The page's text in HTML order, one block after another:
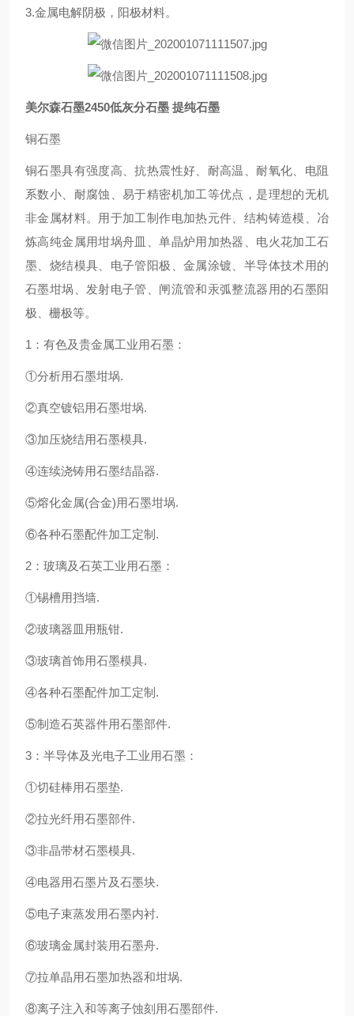
3.金属电解阴极，阳极材料。
美尔森石墨2450低灰分石墨 提纯石墨
铜石墨
铜石墨具有强度高、抗热震性好、耐高温、耐氧化、电阻
系数小、耐腐蚀、易于精密机加工等优点，是理想的无机
非金属材料。用于加工制作电加热元件、结构铸造模、冶
炼高纯金属用坩埚舟皿、单晶炉用加热器、电火花加工石
墨、烧结模具、电子管阳极、金属涂镀、半导体技术用的
石墨坩埚、发射电子管、闸流管和汞弧整流器用的石墨阳
极、栅极等。
1：有色及贵金属工业用石墨：
①分析用石墨坩埚.
②真空镀铝用石墨坩埚.
③加压烧结用石墨模具.
④连续浇铸用石墨结晶器.
⑤熔化金属(合金)用石墨坩埚.
⑥各种石墨配件加工定制.
2：玻璃及石英工业用石墨：
①锡槽用挡墙.
②玻璃器皿用瓶钳.
③玻璃首饰用石墨模具.
④各种石墨配件加工定制.
⑤制造石英器件用石墨部件.
3：半导体及光电子工业用石墨：
①切硅棒用石墨垫.
②拉光纤用石墨部件.
③非晶带材石墨模具.
④电器用石墨片及石墨块.
⑤电子束蒸发用石墨内衬.
⑥玻璃金属封装用石墨舟.
⑦拉单晶用石墨加热器和坩埚.
⑧离子注入和等离子蚀刻用石墨部件.